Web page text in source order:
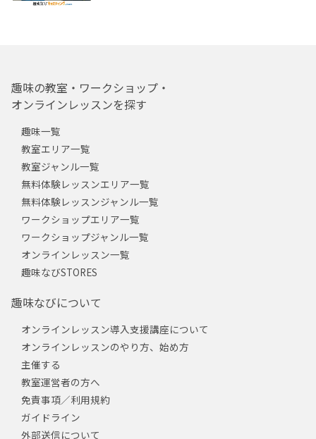
趣味の教室・ワークショップ・
オンラインレッスンを探す
趣味一覧
教室エリア一覧
教室ジャンル一覧
無料体験レッスンエリア一覧
無料体験レッスンジャンル一覧
ワークショップエリア一覧
ワークショップジャンル一覧
オンラインレッスン一覧
趣味なびSTORES
趣味なびについて
オンラインレッスン導入支援講座について
オンラインレッスンのやり方、始め方
主催する
教室運営者の方へ
免責事項／利用規約
ガイドライン
外部送信について